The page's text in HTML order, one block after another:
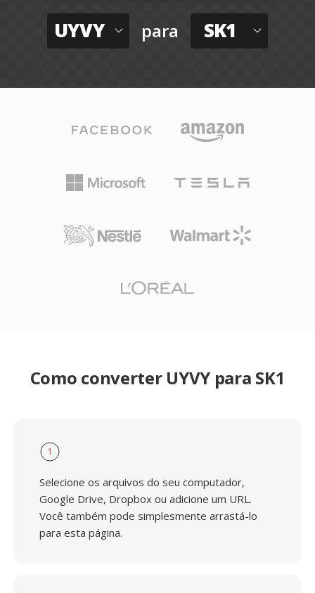
UYVY para SK1
Como converter UYVY para SK1
1
Selecione os arquivos do seu computador,
Google Drive, Dropbox ou adicione um URL.
Você também pode simplesmente arrastá-lo
para esta página.